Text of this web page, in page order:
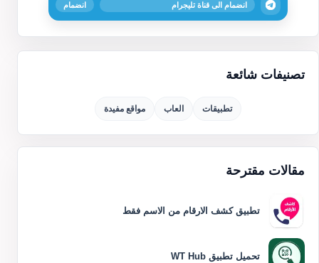
تصنيفات شائعة
تطبيقات العاب مواقع مفيدة
مقالات مقترحة
تطبيق كشف الارقام من الاسم فقط
تحميل تطبيق WT Hub
انضمام الى قناة تليجرام انضمام